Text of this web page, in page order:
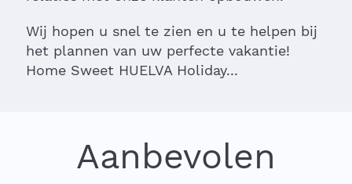
Wij hopen u snel te zien en u te helpen bij
het plannen van uw perfecte vakantie!
Home Sweet HUELVA Holiday...
Aanbevolen